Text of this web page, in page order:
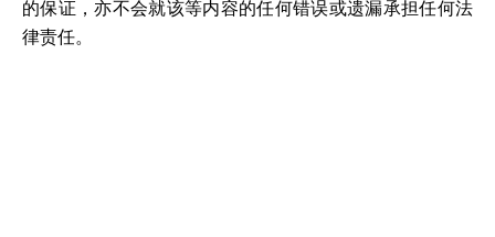
的保证，亦不会就该等内容的任何错误或遗漏承担任何法
律责任。